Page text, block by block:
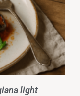
light